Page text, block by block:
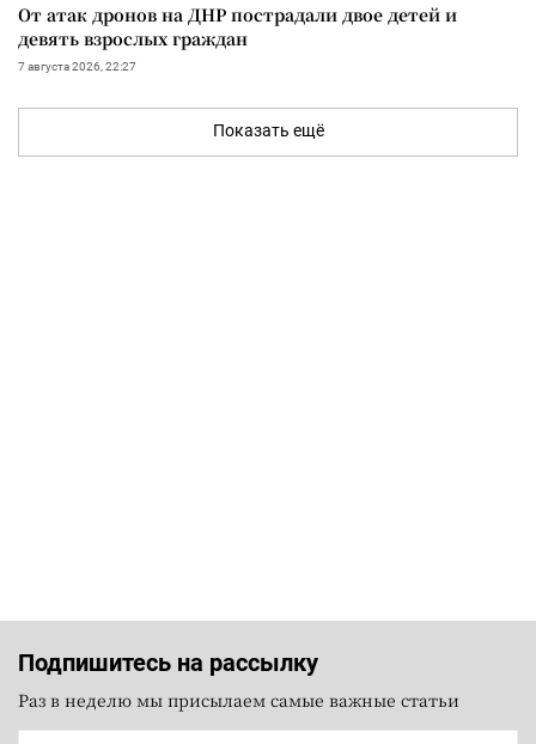
От атак дронов на ДНР пострадали двое детей и
девять взрослых граждан
7 августа 2026, 22:27
Показать ещё
Подпишитесь на рассылку
Раз в неделю мы присылаем самые важные статьи